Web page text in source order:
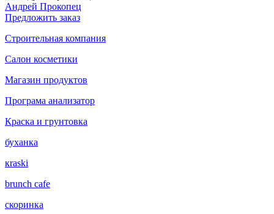
Андрей Прокопец
Предложить заказ
Строительная компания
Салон косметики
Магазин продуктов
Програма анализатор
Краска и грунтовка
буханка
кraski
brunch cafe
скоринка